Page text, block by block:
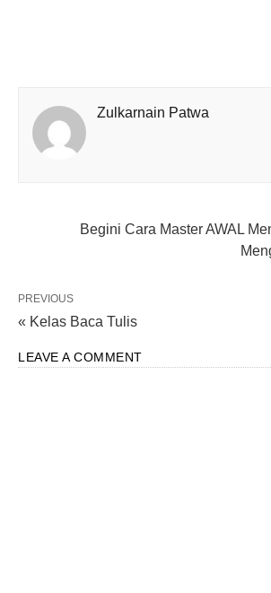
Zulkarnain Patwa
Begini Cara Master AWAL
PREVIOUS
« Kelas Baca Tulis
LEAVE A COMMENT